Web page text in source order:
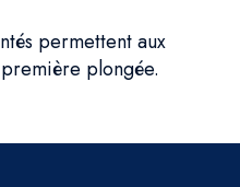
permettent aux
plongée.